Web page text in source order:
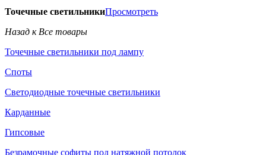
Точечные светильникиПросмотреть
Назад к Все товары
Точечные светильники под лампу
Споты
Светодиодные точечные светильники
Карданные
Гипсовые
Безрамочные софиты под натяжной потолок